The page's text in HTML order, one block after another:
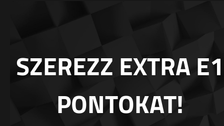
SZEREZZ EXTRA E1
PONTOKAT!